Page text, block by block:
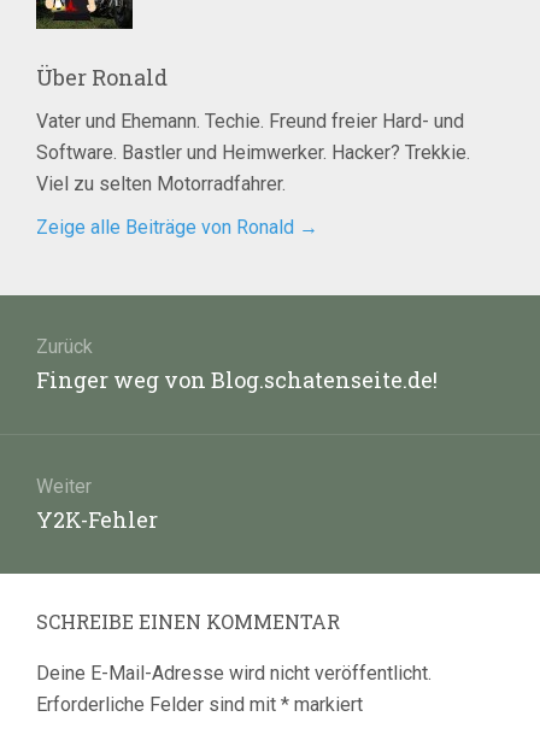
Über Ronald
Vater und Ehemann. Techie. Freund freier Hard- und
Software. Bastler und Heimwerker. Hacker? Trekkie.
Viel zu selten Motorradfahrer.
Zeige alle Beiträge von Ronald →
Zurück
Vorheriger
Finger weg von Blog.schatenseite.de!
Weiter
Nächster
Y2K-Fehler
SCHREIBE EINEN KOMMENTAR
Deine E-Mail-Adresse wird nicht veröffentlicht.
Erforderliche Felder sind mit * markiert